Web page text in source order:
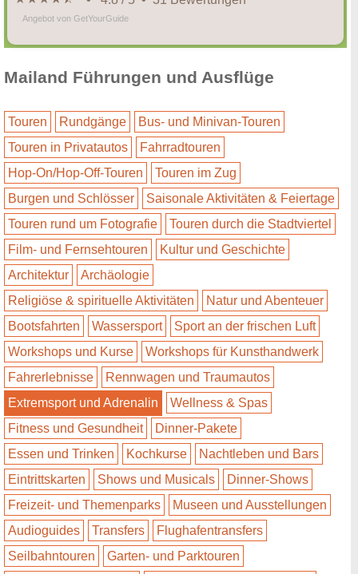
Angebot von GetYourGuide
Mailand Führungen und Ausflüge
Touren Rundgänge
Bus- und Minivan-Touren
Touren in Privatautos
Fahrradtouren
Hop-On/Hop-Off-Touren
Touren im Zug
Burgen und Schlösser
Saisonale Aktivitäten & Feiertage
Touren rund um Fotografie
Touren durch die Stadtviertel
Film- und Fernsehtouren
Kultur und Geschichte
Architektur
Archäologie
Religiöse & spirituelle Aktivitäten
Natur und Abenteuer
Bootsfahrten
Wassersport
Sport an der frischen Luft
Workshops und Kurse
Workshops für Kunsthandwerk
Fahrerlebnisse
Rennwagen und Traumautos
Extremsport und Adrenalin
Wellness & Spas
Fitness und Gesundheit
Dinner-Pakete
Essen und Trinken
Kochkurse
Nachtleben und Bars
Eintrittskarten
Shows und Musicals
Dinner-Shows
Freizeit- und Themenparks
Museen und Ausstellungen
Audioguides
Transfers
Flughafentransfers
Seilbahntouren
Garten- und Parktouren